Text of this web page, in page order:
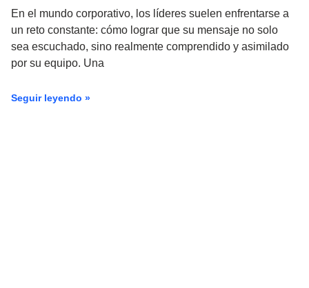
En el mundo corporativo, los líderes suelen enfrentarse a
un reto constante: cómo lograr que su mensaje no solo
sea escuchado, sino realmente comprendido y asimilado
por su equipo. Una
Seguir leyendo »